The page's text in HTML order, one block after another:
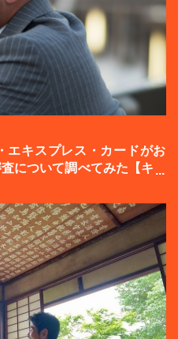
エキスプレス・カードがお
について調べてみた【キャ